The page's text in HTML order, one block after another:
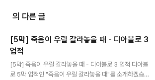
의 다른 글
[5막] 죽음이 우릴 갈라놓을 때 - 디아블로 3
업적
[5막] 죽음이 우릴 갈라놓을 때 - 디아블로 3 업적 디아블
로 5막 업적인 "죽음이 우릴 갈라놓을 때"를 소개하겠습니